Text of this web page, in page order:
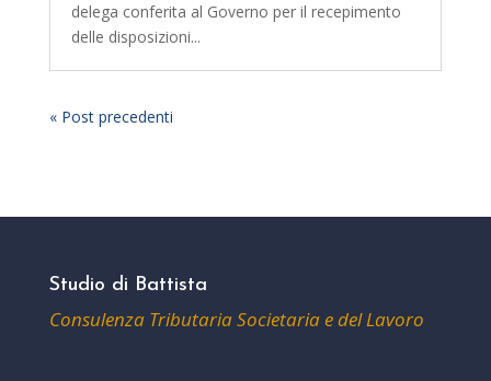
delega conferita al Governo per il recepimento
delle disposizioni...
« Post precedenti
Studio di Battista
Consulenza Tributaria Societaria e del Lavoro